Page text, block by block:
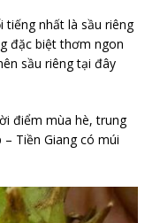
tiếng nhất là sầu riêng
đặc biệt thơm ngon
sầu riêng tại đây
điểm mùa hè, trung
Tiền Giang có múi